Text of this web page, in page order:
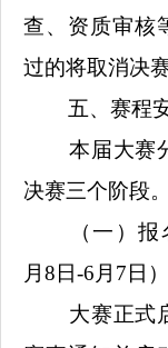
查、资质审核
过的将取消决
五、赛程
本届大赛
决赛三个阶段。
（一）
月8日-6月7日）
大赛正式